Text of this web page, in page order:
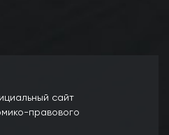
сайт
правового